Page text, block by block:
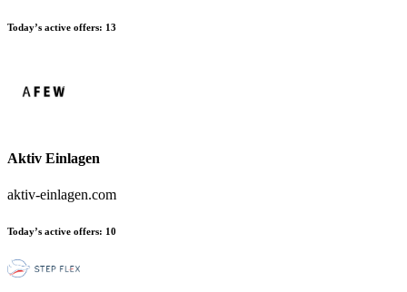
Today’s active offers: 13
Aktiv Einlagen
aktiv-einlagen.com
Today’s active offers: 10